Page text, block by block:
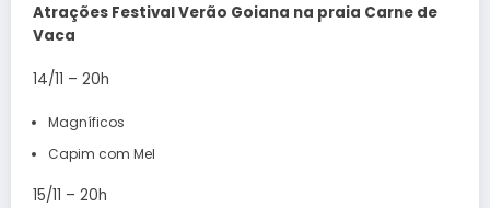
Atrações Festival Verão Goiana na praia Carne de
Vaca
14/11 – 20h
Magníficos
Capim com Mel
15/11 – 20h